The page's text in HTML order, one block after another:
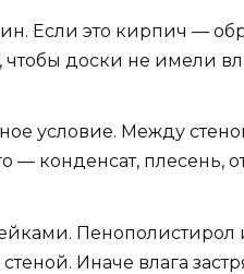
Если это кирпич —
доски не имели
условие. Между
— конденсат, плесень,
Пенополистирол
Иначе влага